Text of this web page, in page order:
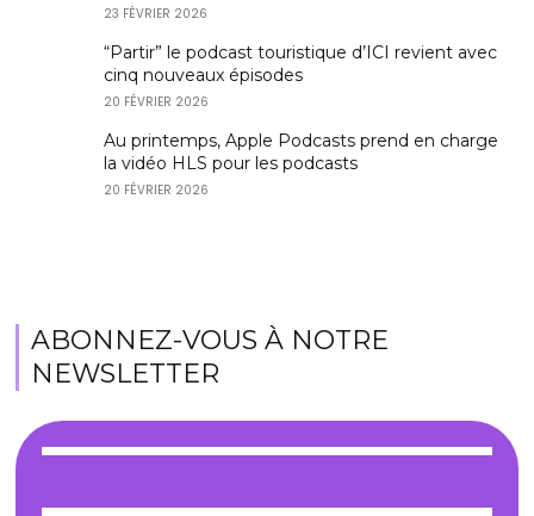
23 FÉVRIER 2026
“Partir” le podcast touristique d’ICI revient avec
cinq nouveaux épisodes
20 FÉVRIER 2026
Au printemps, Apple Podcasts prend en charge
la vidéo HLS pour les podcasts
20 FÉVRIER 2026
ABONNEZ-VOUS À NOTRE
NEWSLETTER